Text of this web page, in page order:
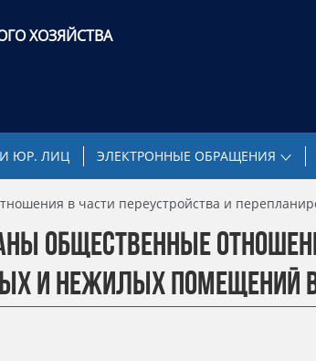
ХОЗЯЙСТВА
ЮР. ЛИЦ ЭЛЕКТРОННЫЕ ОБРАЩЕНИЯ
в части переустройства и
ОБЩЕСТВЕННЫЕ
И НЕЖИЛЫХ